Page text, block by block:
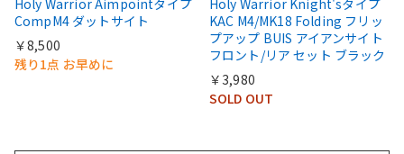
CompM4 ダットサイト
￥8,500
残り1点 お早めに
KAC M4/MK18 Folding フリッ
プアップ BUIS アイアンサイト
フロント/リア セット ブラック
￥3,980
SOLD OUT